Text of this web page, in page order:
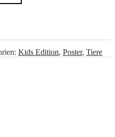
Kids Edition, Poster, Tiere